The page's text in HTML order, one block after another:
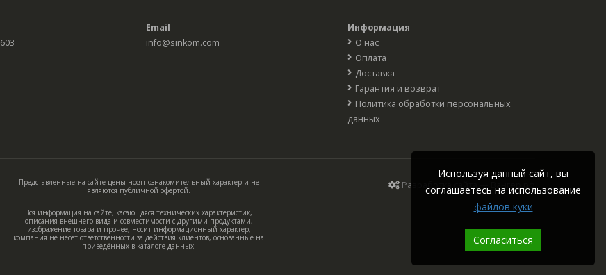
Используя данный сайт, вы
соглашаетесь на использование
файлов куки
Согласиться
Email
info@sinkom.com
Информация
О нас
Оплата
Доставка
Гарантия и возврат
Политика обработки персональных
данных
Представленные на сайте цены носят ознакомительный характер и не
являются публичной офертой.
Вся информация на сайте, касающаяся технических характеристик,
описания внешнего вида и совместимости с другими продуктами,
изображение товара и прочее, носит информационный характер,
компания не несёт ответственности за действия клиентов, основанные на
приведённых в каталоге данных.
Разработка сайта — Вангер.рф